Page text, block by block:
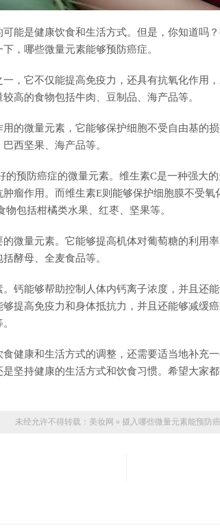
能是健康饮食和生活方式。但是，你知道吗
，哪些微量元素能够预防癌症。
，它不仅能提高免疫力，还具有抗氧化作用
高的食物包括牛肉、豆制品、海产品等。
的微量元素，它能够保护细胞不受自由基的
西坚果、海产品等。
的预防癌症的微量元素。维生素C是一种强大
瘤作用。而维生素E则能够保护细胞膜不受
物包括柑橘类水果、红枣、坚果等。
微量元素。它能够提高机体对葡萄糖的利用
酵母、全麦食品等。
钙能够帮助控制人体内钙离子浓度，并且还
提高免疫力和身体抵抗力，并且还能够减缓
健康和生活方式的调整，还需要适当地补充
坚持健康的生活方式和饮食习惯。希望大家
未经允许不得转载： 美妆网 » 摄入哪些微量元素能预防